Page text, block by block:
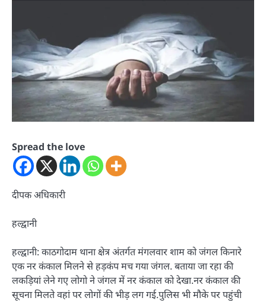
Spread the love
दीपक अधिकारी
हल्द्वानी
हल्द्वानी: काठगोदाम थाना क्षेत्र अंतर्गत मंगलवार शाम को जंगल किनारे
एक नर कंकाल मिलने से हड़कंप मच गया जंगल. बताया जा रहा की
लकड़ियां लेने गए लोगो ने जंगल में नर कंकाल को देखा.नर कंकाल की
सूचना मिलते वहां पर लोगों की भीड़ लग गई.पुलिस भी मौके पर पहुंची